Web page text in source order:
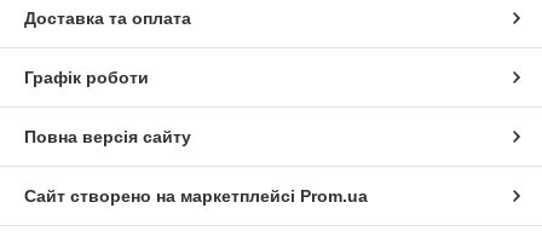
Доставка та оплата
Графік роботи
Повна версія сайту
Сайт створено на маркетплейсі Prom.ua